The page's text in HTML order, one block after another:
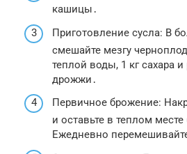
кашицы․
Приготовление сусла: В
смешайте мезгу
теплой воды, 1 кг сахара
дрожжи․
Первичное брожение:
и оставьте в теплом месте
Ежедневно